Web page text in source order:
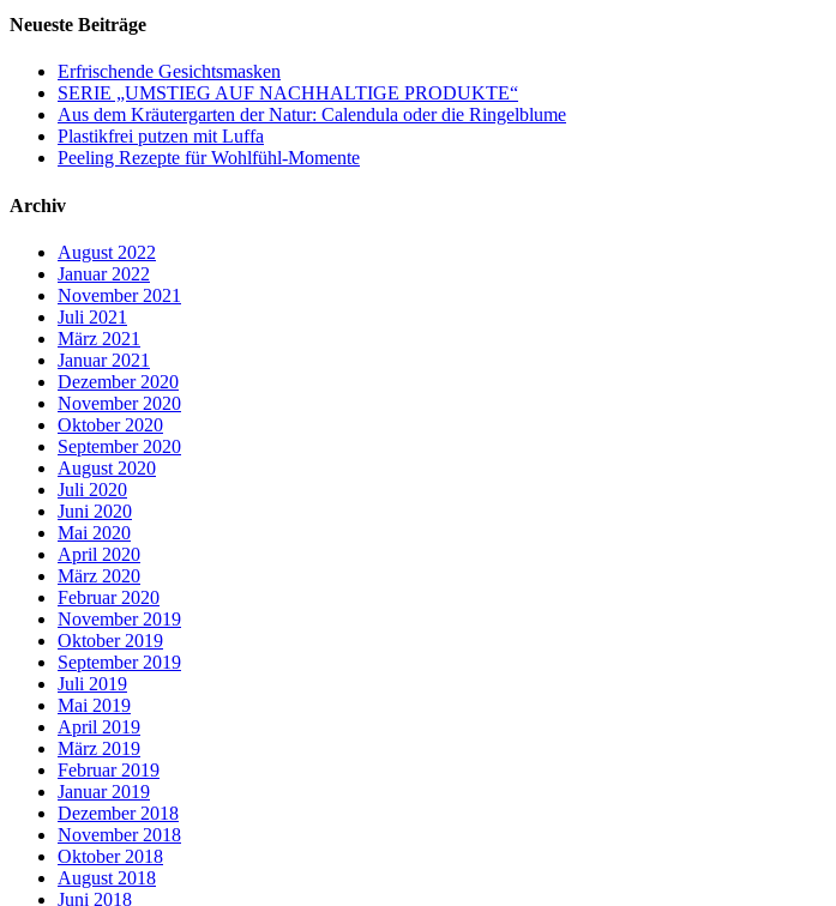
Neueste Beiträge
Erfrischende Gesichtsmasken
SERIE „UMSTIEG AUF NACHHALTIGE PRODUKTE“
Aus dem Kräutergarten der Natur: Calendula oder die Ringelblume
Plastikfrei putzen mit Luffa
Peeling Rezepte für Wohlfühl-Momente
Archiv
August 2022
Januar 2022
November 2021
Juli 2021
März 2021
Januar 2021
Dezember 2020
November 2020
Oktober 2020
September 2020
August 2020
Juli 2020
Juni 2020
Mai 2020
April 2020
März 2020
Februar 2020
November 2019
Oktober 2019
September 2019
Juli 2019
Mai 2019
April 2019
März 2019
Februar 2019
Januar 2019
Dezember 2018
November 2018
Oktober 2018
August 2018
Juni 2018